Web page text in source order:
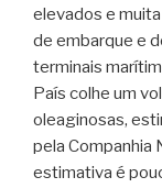
elevados e
de embarque e
terminais
País colhe um
oleaginosas,
pela Companhia
estimativa é